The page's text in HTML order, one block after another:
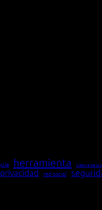
herramienta historia de la
privacidad red social